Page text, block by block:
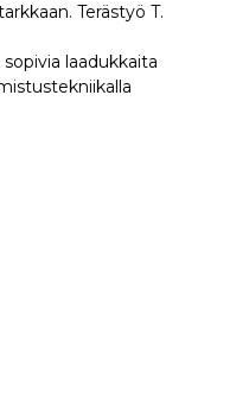
Terästyö T.
laadukkaita